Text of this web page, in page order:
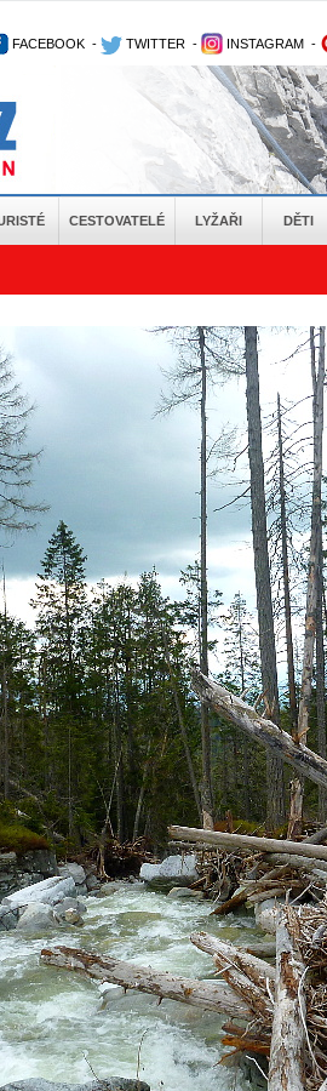
FACEBOOK - TWITTER - INSTAGRAM -
CESTOVATELÉ LYŽAŘI DĚTI